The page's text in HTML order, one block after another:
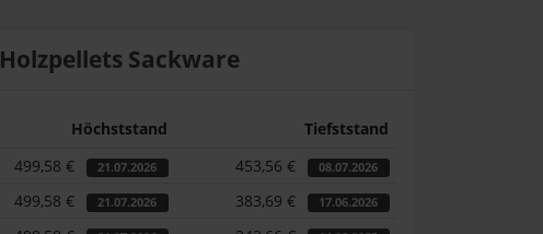
Holzpellets Sackware
Höchststand
Tiefststand
499,58 € 21.07.2026 453,56 € 08.07.2026
499,58 € 21.07.2026 383,69 € 17.06.2026